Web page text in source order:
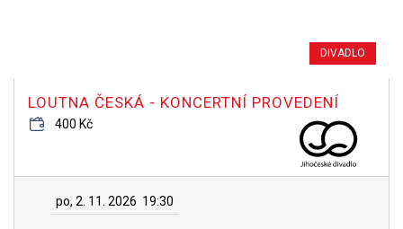
DIVADLO
LOUTNA ČESKÁ - KONCERTNÍ PROVEDENÍ
400 Kč
po, 2. 11. 2026 19:30